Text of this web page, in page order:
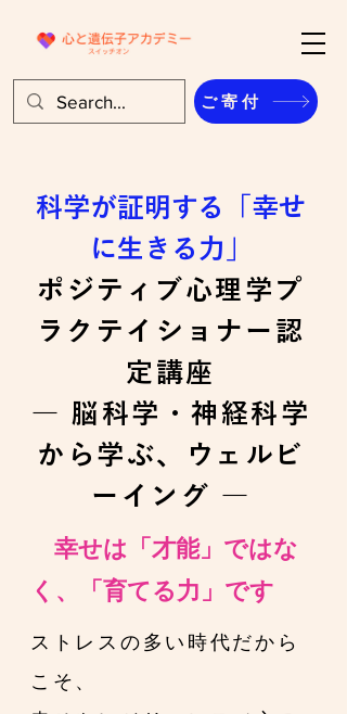
ご寄付
科学が証明する「幸せ
に生きる力」
ポジティブ心理学プ
ラクテイショナー認
定講座
― 脳科学・神経科学
から学ぶ、ウェルビ
ーイング ―
幸せは「才能」ではな
く、「育てる力」です
ストレスの多い時代だから
こそ、